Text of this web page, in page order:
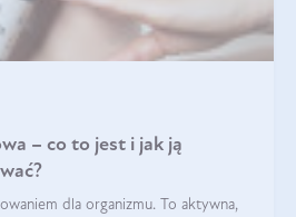
– co to jest i jak ją
dla organizmu. To aktywna,